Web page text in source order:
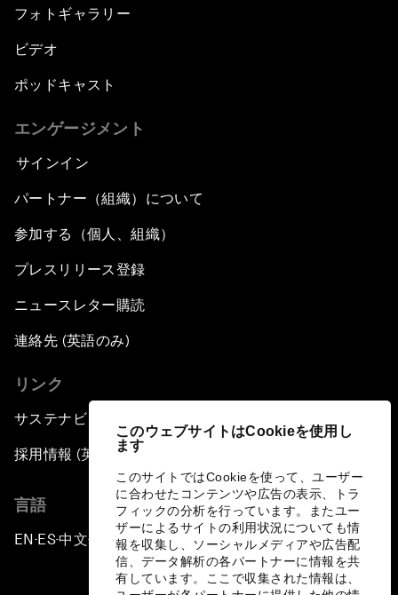
このウェブサイトはCookieを使用し
ます
このサイトではCookieを使って、ユーザー
に合わせたコンテンツや広告の表示、トラ
フィックの分析を行っています。またユー
ザーによるサイトの利用状況についても情
報を収集し、ソーシャルメディアや広告配
信、データ解析の各パートナーに情報を共
有しています。ここで収集された情報は、
フォトギャラリー
ビデオ
ポッドキャスト
エンゲージメント
サインイン
パートナー（組織）について
参加する（個人、組織）
プレスリリース登録
ニュースレター購読
連絡先 (英語のみ)
リンク
サステナビリティへの取り組み
採用情報 (英語のみ)
言語
EN ▪ES▪中文▪ 日本語